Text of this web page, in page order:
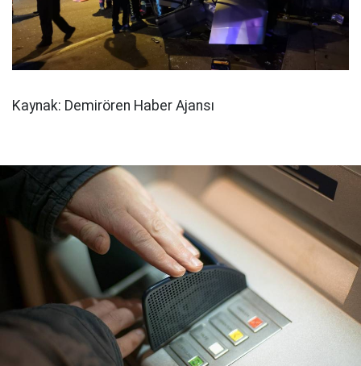
Kaynak: Demirören Haber Ajansı